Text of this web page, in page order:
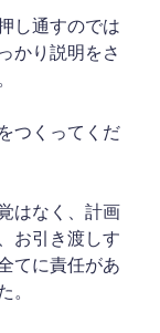
し通すのでは
かり説明をさ
つくってくだ
はなく、計画
お引き渡しす
てに責任があ
。